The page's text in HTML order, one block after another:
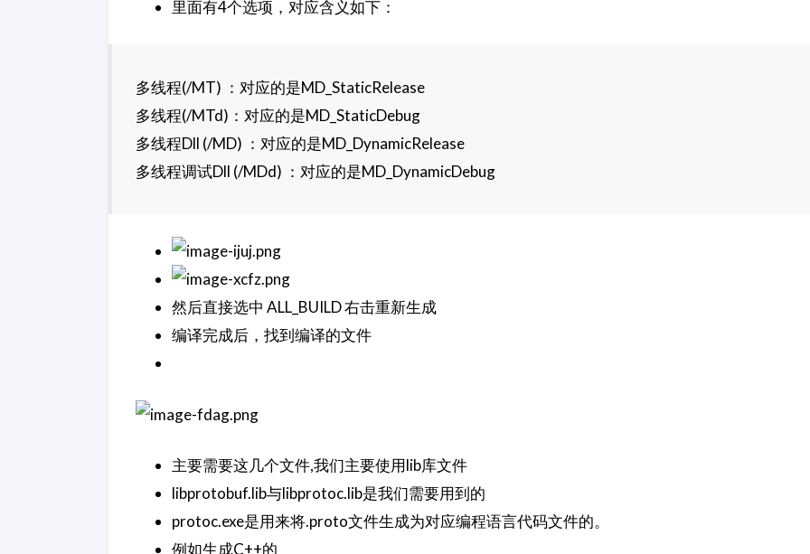
里面有4个选项，对应含义如下：
多线程(/MT) ：对应的是MD_StaticRelease
多线程(/MTd)：对应的是MD_StaticDebug
多线程Dll (/MD) ：对应的是MD_DynamicRelease
多线程调试Dll (/MDd) ：对应的是MD_DynamicDebug
然后直接选中 ALL_BUILD 右击重新生成
编译完成后，找到编译的文件
主要需要这几个文件,我们主要使用lib库文件
libprotobuf.lib与libprotoc.lib是我们需要用到的
protoc.exe是用来将.proto文件生成为对应编程语言代码文件的。
例如生成C++的